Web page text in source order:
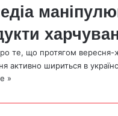
те, що протягом вересня-
активно шириться в
»